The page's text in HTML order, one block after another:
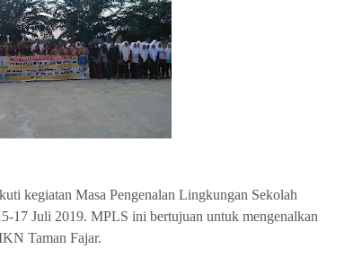
kegiatan Masa Pengenalan Lingkungan Sekolah
17 Juli 2019. MPLS ini bertujuan untuk mengenalkan
Taman Fajar.